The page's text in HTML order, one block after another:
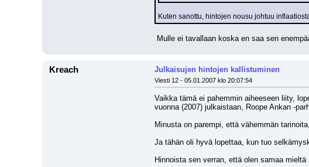
Kuten sanottu, hintojen nousu johtuu
Mulle ei tavallaan koska en saa sen
Kreach Julkaisujen hintojen kallistuminen
Viesti 12 - 05.01.2007 klo 20:07:54
Vaikka tämä ei pahemmin aiheeseen liity,
vuonna (2007) julkaistaan, Roope Ankan -
Minusta on parempi, että vähemmän
Ja tähän oli hyvä lopettaa, kun tuo
Hinnoista sen verran, että olen samaa